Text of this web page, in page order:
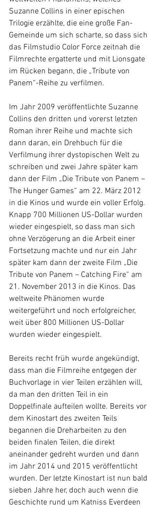
Suzanne Collins in einer epischen
Trilogie erzählte, die eine große Fan-
Gemeinde um sich scharte, so dass sich
das Filmstudio Color Force zeitnah die
Filmrechte ergatterte und mit Lionsgate
im Rücken begann, die „Tribute von
Panem“-Reihe zu verfilmen.
Im Jahr 2009 veröffentlichte Suzanne
Collins den dritten und vorerst letzten
Roman ihrer Reihe und machte sich
dann daran, ein Drehbuch für die
Verfilmung ihrer dystopischen Welt zu
schreiben und zwei Jahre später kam
dann der Film „Die Tribute von Panem –
The Hunger Games“ am 22. März 2012
in die Kinos und wurde ein voller Erfolg.
Knapp 700 Millionen US-Dollar wurden
wieder eingespielt, so dass man sich
ohne Verzögerung an die Arbeit einer
Fortsetzung machte und nur ein Jahr
später kam dann der zweite Film „Die
Tribute von Panem – Catching Fire“ am
21. November 2013 in die Kinos. Das
weltweite Phänomen wurde
weitergeführt und noch erfolgreicher,
weit über 800 Millionen US-Dollar
wurden wieder eingespielt.
Bereits recht früh wurde angekündigt,
dass man die Filmreihe entgegen der
Buchvorlage in vier Teilen erzählen will,
da man den dritten Teil in ein
Doppelfinale aufteilen wollte. Bereits vor
dem Kinostart des zweiten Teils
begannen die Dreharbeiten zu den
beiden finalen Teilen, die direkt
aneinander gedreht wurden und dann
im Jahr 2014 und 2015 veröffentlicht
wurden. Der letzte Kinostart ist nun bald
sieben Jahre her, doch auch wenn die
Geschichte rund um Katniss Everdeen